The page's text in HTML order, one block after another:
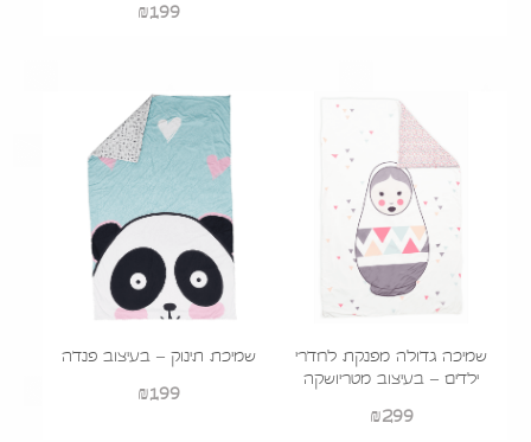
₪199
שמיכה גדולה מפנקת לחדרי
ילדים – בעיצוב מטריושקה
₪299
שמיכת תינוק – בעיצוב פנדה
₪199